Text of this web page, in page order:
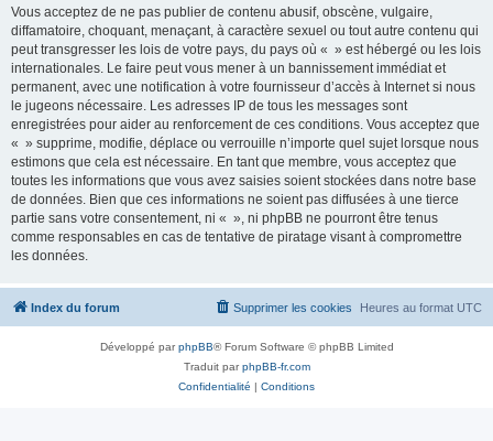
Vous acceptez de ne pas publier de contenu abusif, obscène, vulgaire,
diffamatoire, choquant, menaçant, à caractère sexuel ou tout autre contenu qui
peut transgresser les lois de votre pays, du pays où « » est hébergé ou les lois
internationales. Le faire peut vous mener à un bannissement immédiat et
permanent, avec une notification à votre fournisseur d’accès à Internet si nous
le jugeons nécessaire. Les adresses IP de tous les messages sont
enregistrées pour aider au renforcement de ces conditions. Vous acceptez que
« » supprime, modifie, déplace ou verrouille n’importe quel sujet lorsque nous
estimons que cela est nécessaire. En tant que membre, vous acceptez que
toutes les informations que vous avez saisies soient stockées dans notre base
de données. Bien que ces informations ne soient pas diffusées à une tierce
partie sans votre consentement, ni « », ni phpBB ne pourront être tenus
comme responsables en cas de tentative de piratage visant à compromettre
les données.
Index du forum Heures au format UTC
Supprimer les cookies
Développé parphpBB® Forum Software © phpBB Limited
Traduit parphpBB-fr.com
Confidentialité | Conditions